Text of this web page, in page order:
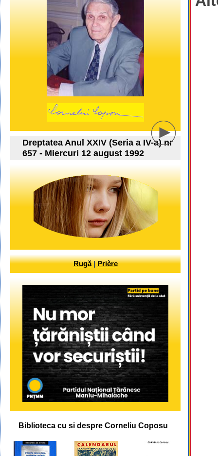
Dreptatea Anul XXIV (Seria a IV-a) nr
657 - Miercuri 12 august 1992
Rugă|Prière
Biblioteca cu si despre Corneliu Coposu